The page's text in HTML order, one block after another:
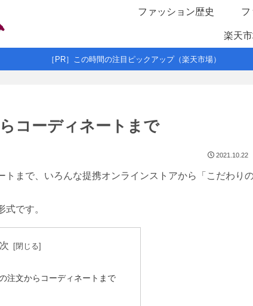
ファッション歴史 フ
楽天
［PR］この時間の注目ピックアップ（楽天市場）
コーディネートまで
2021.10.22
まで、いろんな提携オンラインストアから「こだわり
です。
注文からコーディネートまで